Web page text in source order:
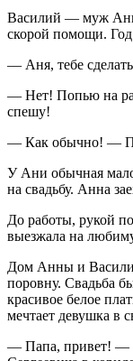
Василий — муж
скорой помощи. Год
— Аня, тебе
— Нет! Попью на
спешу!
— Как обычно! —
У Ани обычная
на свадьбу. Анна
До работы, рукой
выезжала на
Дом Анны и
поровну. Свадьба
красивое белое
мечтает девушка в
— Папа, привет! —